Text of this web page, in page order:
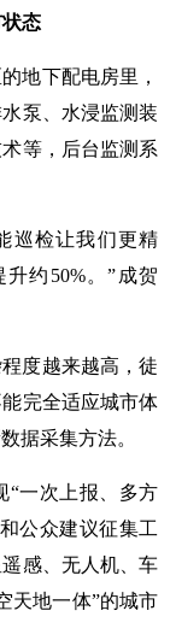
态
地下配电房里，
泵、水浸监测装
等，后台监测系
巡检让我们更精
约50%。”成贺
度越来越高，徒
完全适应城市体
据采集方法。
“一次上报、多方
公众建议征集工
感、无人机、车
天地一体”的城市